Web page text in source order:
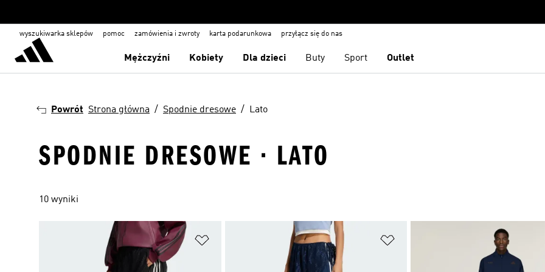
wyszukiwarka sklepów pomoc zamówienia i zwroty karta podarunkowa przyłącz się do nas
Mężczyźni Kobiety Dla dzieci Buty Sport Outlet
Powrót Strona główna Spodnie dresowe Lato
SPODNIE DRESOWE · LATO
10 wyniki
Dodaj do listy życzeń